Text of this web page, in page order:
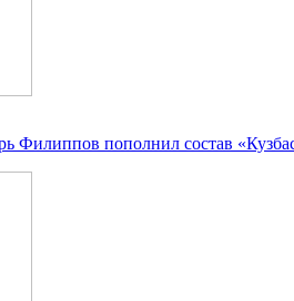
Филиппов пополнил состав